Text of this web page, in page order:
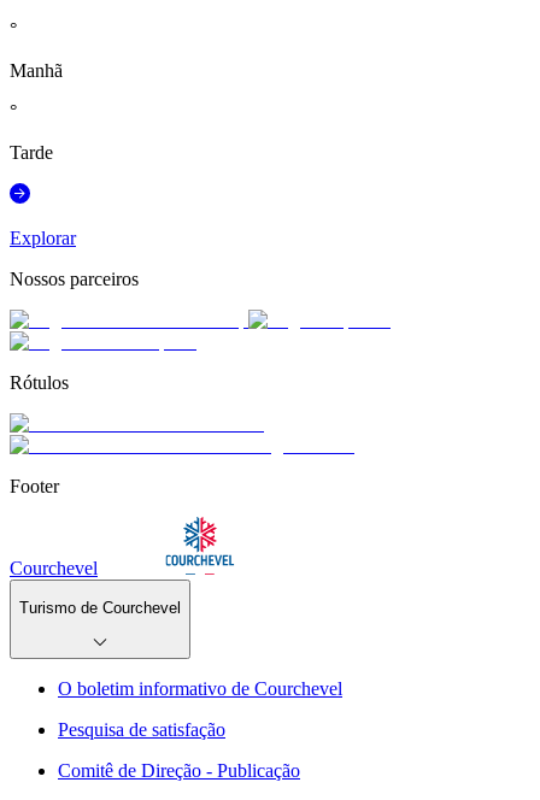
°
Manhã
°
Tarde
Explorar
Nossos parceiros
Rótulos
Footer
Courchevel
Turismo de Courchevel
O boletim informativo de Courchevel
Pesquisa de satisfação
Comitê de Direção - Publicação